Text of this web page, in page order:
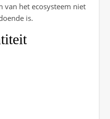
van het ecosysteem niet
is.